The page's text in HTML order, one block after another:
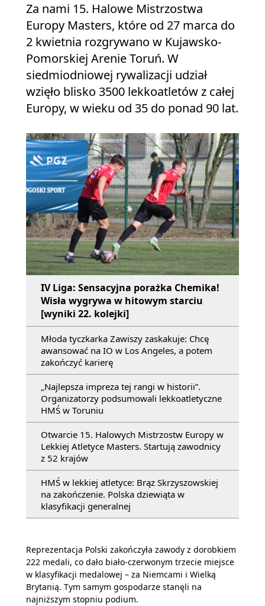
Za nami 15. Halowe Mistrzostwa
Europy Masters, które od 27 marca do
2 kwietnia rozgrywano w Kujawsko-
Pomorskiej Arenie Toruń. W
siedmiodniowej rywalizacji udział
wzięło blisko 3500 lekkoatletów z całej
Europy, w wieku od 35 do ponad 90 lat.
IV Liga: Sensacyjna porażka Chemika!
Wisła wygrywa w hitowym starciu
[wyniki 22. kolejki]
Młoda tyczkarka Zawiszy zaskakuje: Chcę
awansować na IO w Los Angeles, a potem
zakończyć karierę
„Najlepsza impreza tej rangi w historii”.
Organizatorzy podsumowali lekkoatletyczne
HMŚ w Toruniu
Otwarcie 15. Halowych Mistrzostw Europy w
Lekkiej Atletyce Masters. Startują zawodnicy
z 52 krajów
HMŚ w lekkiej atletyce: Brąz Skrzyszowskiej
na zakończenie. Polska dziewiąta w
klasyfikacji generalnej
Reprezentacja Polski zakończyła zawody z dorobkiem
222 medali, co dało biało-czerwonym trzecie miejsce
w klasyfikacji medalowej – za Niemcami i Wielką
Brytanią. Tym samym gospodarze stanęli na
najniższym stopniu podium.